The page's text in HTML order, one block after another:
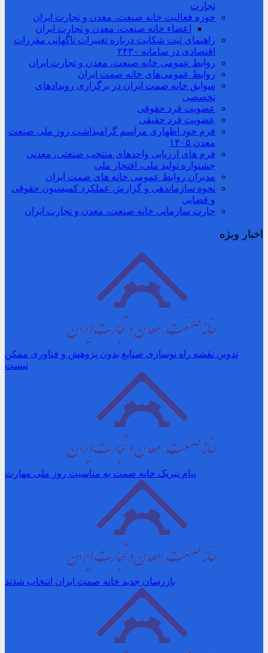
تجارت
حوزه فعالیت خانه صنعت، معدن و تجارت ایران
اعضاء خانه صنعت، معدن و تجارت ایران
راهنمای ثبت شکایت درباره تغییرات ناگهانی مقررات
اقتصادی در سامانه ۲۴۳۰
روابط عمومی خانه صنعت، معدن و تجارت ایران
روابط عمومی‌های خانه صمت ایران
سوابق خانه صمت ایران در برگزاری رویدادهای
تخصصی
عضویت فرد حقوقی
عضویت فرد حقیقی
فرم خود اظهاری مراسم گرامیداشت روز ملی صنعت
معدن ۱۴۰۵
فرم های ارزیابی واحدهای منتخب صنعتی، معدنی
جشنواره تولید ملی، افتخار ملی
مدیران روابط عمومی خانه های صمت ایران
نحوه سازماندهی و گزارش عملکرد کمیسیون حقوقی
و قضایی
چارت سازمانی خانه صنعت، معدن و تجارت ایران
اخبار ویژه
تدوین نقشه راه نوسازی صنایع بدون پژوهش و فناوری ممکن
نیست
پیام تبریک خانه صمت به مناسبت روز ملی مهارت
بازرسان جدید خانه صمت ایران انتخاب شدند